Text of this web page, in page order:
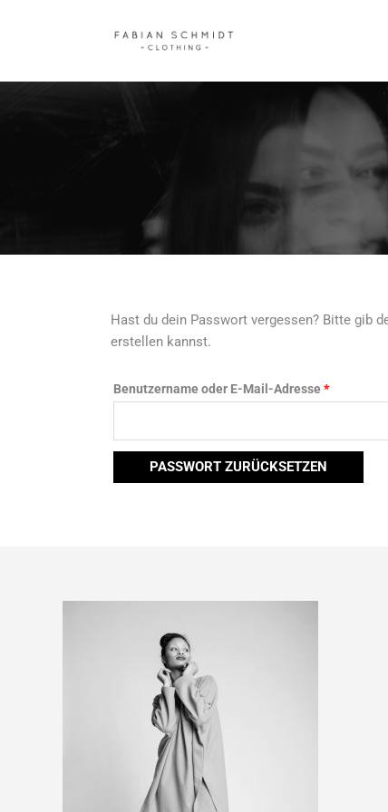
Hast du dein Passwort vergessen? Bitte gib
erstellen kannst.
Benutzername oder E-Mail-Adresse*
PASSWORT ZURÜCKSETZEN